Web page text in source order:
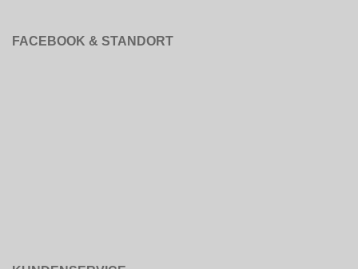
FACEBOOK & STANDORT